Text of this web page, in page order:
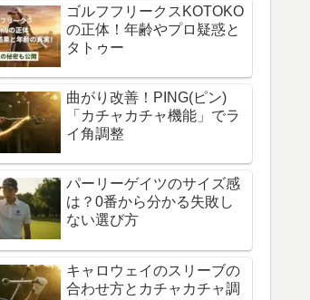
ゴルフフリークスKOTOKO
の正体！年齢やプロ疑惑と
タトゥー
曲がり改善！PING(ピン)
「カチャカチャ機能」でラ
イ角調整
パーリーゲイツのサイズ感
は？0番から分かる失敗し
ない選び方
キャロウェイのスリーブの
合わせ方とカチャカチャ調